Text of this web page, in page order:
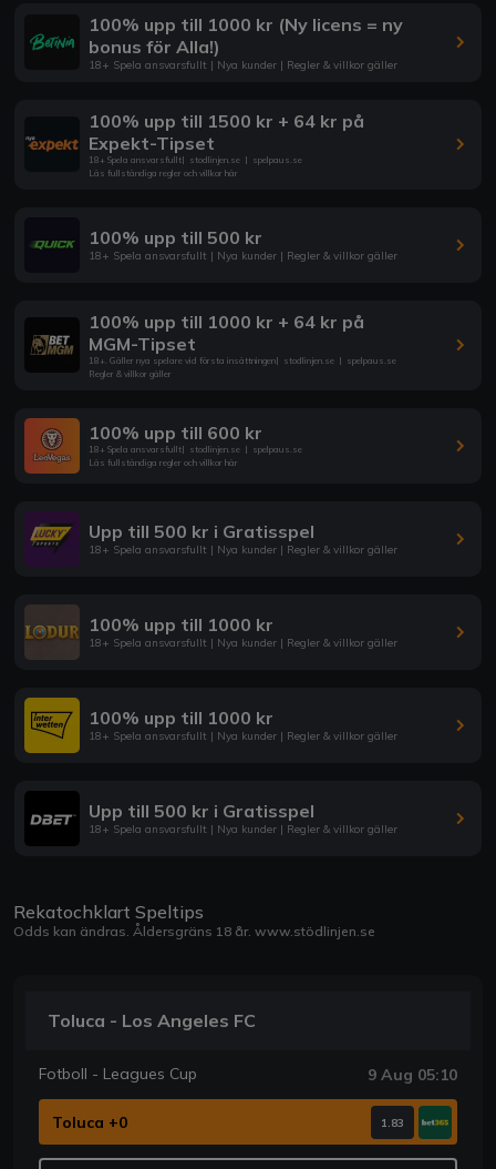
100% upp till 1000 kr (Ny licens = ny
bonus för Alla!)
18+ Spela ansvarsfullt | Nya kunder | Regler & villkor gäller
100% upp till 1500 kr + 64 kr på
Expekt-Tipset
18+ Spela ansvarsfullt| stodlinjen.se | spelpaus.se
Läs fullständiga regler och villkor här
100% upp till 500 kr
18+ Spela ansvarsfullt | Nya kunder | Regler & villkor gäller
100% upp till 1000 kr + 64 kr på
MGM-Tipset
18+. Gäller nya spelare vid första insättningen| stodlinjen.se | spelpaus.se
Regler & villkor gäller
100% upp till 600 kr
18+ Spela ansvarsfullt| stodlinjen.se | spelpaus.se
Läs fullständiga regler och villkor här
Upp till 500 kr i Gratisspel
18+ Spela ansvarsfullt | Nya kunder | Regler & villkor gäller
100% upp till 1000 kr
18+ Spela ansvarsfullt | Nya kunder | Regler & villkor gäller
100% upp till 1000 kr
18+ Spela ansvarsfullt | Nya kunder | Regler & villkor gäller
Upp till 500 kr i Gratisspel
18+ Spela ansvarsfullt | Nya kunder | Regler & villkor gäller
Rekatochklart Speltips
Odds kan ändras. Åldersgräns 18 år. www.stödlinjen.se
Toluca - Los Angeles FC
Fotboll - Leagues Cup 9 Aug 05:10
Toluca +0 1.83